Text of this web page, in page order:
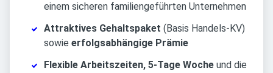
einem sicheren familiengeführten Unternehmen
Attraktives Gehaltspaket (Basis Handels-KV)
sowie erfolgsabhängige Prämie
Flexible Arbeitszeiten, 5-Tage Woche und die